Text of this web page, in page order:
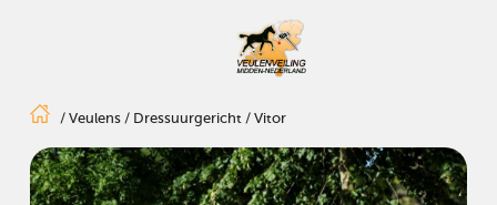
/ Veulens/ Dressuurgericht/ Vitor